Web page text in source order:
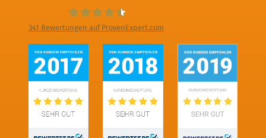
Digitale Fotografien - Foto und Film
Produktion
341 Bewertungen auf ProvenExpert.com